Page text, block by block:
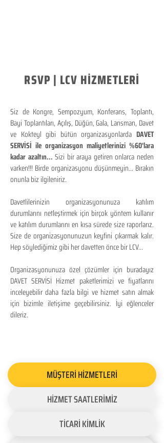
RSVP | LCV HİZMETLERİ
Siz de Kongre, Sempozyum, Konferans, Toplantı,
Bayi Toplantıları, Açılış, Düğün, Gala, Lansman, Davet
ve Kokteyl gibi bütün organizasyonlarda DAVET
SERVİSİ ile organizasyon maliyetlerinizi %60'lara
kadar azaltın...Sizi bir araya getiren onlarca neden
varken!!! Birde organizasyonu düşünmeyin... Bırakın
onunla biz ilgileniriz.
Davetlilerinizin organizasyonunuza katılım
durumlarını netleştirmek için birçok yöntem kullanır
ve katılım durumlarını en kısa sürede size raporlarız.
Size de organizasyonunuzun keyfini çıkarmak kalır.
Hep söylediğimiz gibi her davetten önce bir LCV...
Organizasyonunuza özel çözümler için buradayız
DAVET SERVİSİ Hizmet paketlerimizi ve fiyatlarını
inceleyebilir daha fazla bilgi ve hizmet satın almak
için bizimle iletişime geçebilirsiniz. İyi eğlenceler
dileriz.
MÜŞTERİ HİZMETLERİ
HİZMET SAATLERİMİZ
TİCARİ KİMLİK